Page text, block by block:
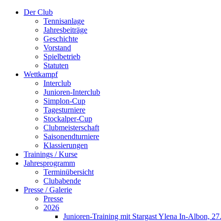
Der Club
Tennisanlage
Jahresbeiträge
Geschichte
Vorstand
Spielbetrieb
Statuten
Wettkampf
Interclub
Junioren-Interclub
Simplon-Cup
Tagesturniere
Stockalper-Cup
Clubmeisterschaft
Saisonendturniere
Klassierungen
Trainings / Kurse
Jahresprogramm
Terminübersicht
Clubabende
Presse / Galerie
Presse
2026
Junioren-Training mit Stargast Ylena In-Albon,